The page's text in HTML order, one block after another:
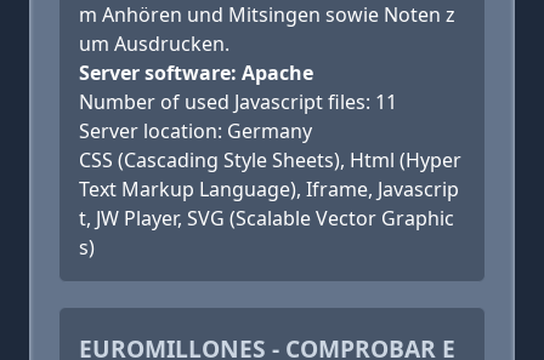
m Anhören und Mitsingen sowie Noten z
um Ausdrucken.
Server software: Apache
Number of used Javascript files: 11
Server location: Germany
CSS (Cascading Style Sheets), Html (Hyper
Text Markup Language), Iframe, Javascrip
t, JW Player, SVG (Scalable Vector Graphic
s)
EUROMILLONES - COMPROBAR E